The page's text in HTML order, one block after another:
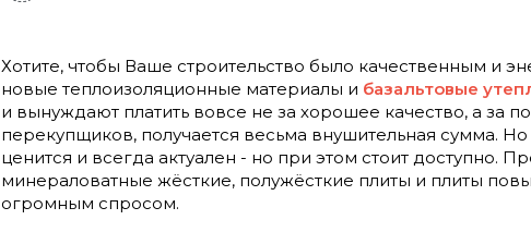
Хотите, чтобы Ваше строительство было качественным и
новые теплоизоляционные материалы и базальтовые
и вынуждают платить вовсе не за хорошее качество, а за
перекупщиков, получается весьма внушительная сумма.
ценится и всегда актуален - но при этом стоит доступно.
минераловатные жёсткие, полужёсткие плиты и плиты
огромным спросом.